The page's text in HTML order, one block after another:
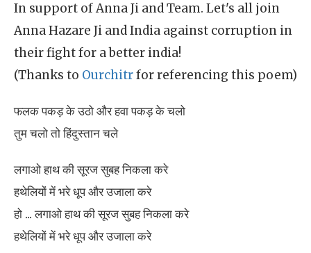
In support of Anna Ji and Team. Let's all join
Anna Hazare Ji and India against corruption in
their fight for a better india!
(Thanks to Ourchitrfor referencing this poem)
फलक पकड़ के उठो और हवा पकड़ के चलो
तुम चलो तो हिंदुस्तान चले
लगाओ हाथ की सूरज सुबह निकला करे
हथेलियों में भरे धूप और उजाला करे
हो ... लगाओ हाथ की सूरज सुबह निकला करे
हथेलियों में भरे धूप और उजाला करे